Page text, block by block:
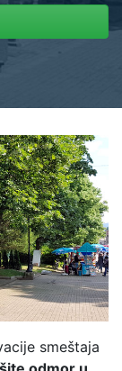
smeštaja